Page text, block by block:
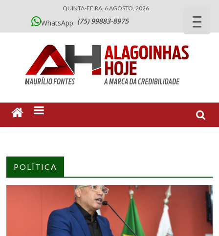
QUINTA-FEIRA, 6 AGOSTO, 2026
WhatsApp (75) 99883-8975
POLÍTICA